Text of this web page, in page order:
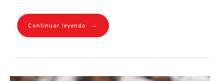
Continuar leyendo →